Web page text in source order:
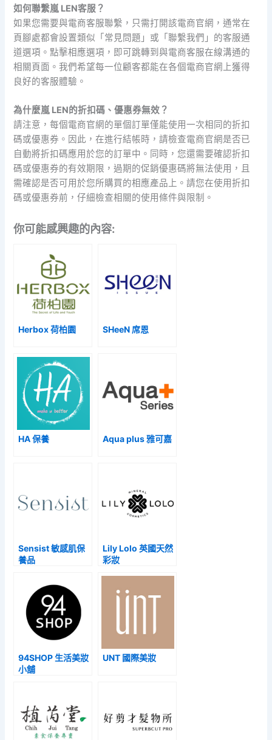
如何聯繫嵐 LEN客服？
如果您需要與電商客服聯繫，只需打開該電商官網，通常在
頁腳處都會設置類似「常見問題」或「聯繫我們」的客服通
道選項。點擊相應選項，即可跳轉到與電商客服在線溝通的
相關頁面。我們希望每一位顧客都能在各個電商官網上獲得
良好的客服體驗。
為什麼嵐 LEN的折扣碼、優惠券無效？
請注意，每個電商官網的單個訂單僅能使用一次相同的折扣
碼或優惠券。因此，在進行結帳時，請檢查電商官網是否已
自動將折扣碼應用於您的訂單中。同時，您還需要確認折扣
碼或優惠券的有效期限，過期的促銷優惠碼將無法使用，且
需確認是否可用於您所購買的相應產品上。請您在使用折扣
碼或優惠券前，仔細檢查相關的使用條件與限制。
你可能感興趣的內容:
Herbox 荷柏園 SHeeN 席恩
HA 保養 Aqua plus 雅可嘉
Sensist 敏感肌保
養品
Lily Lolo 英國天然
彩妝
94SHOP 生活美妝
小舖
UNT 國際美妝